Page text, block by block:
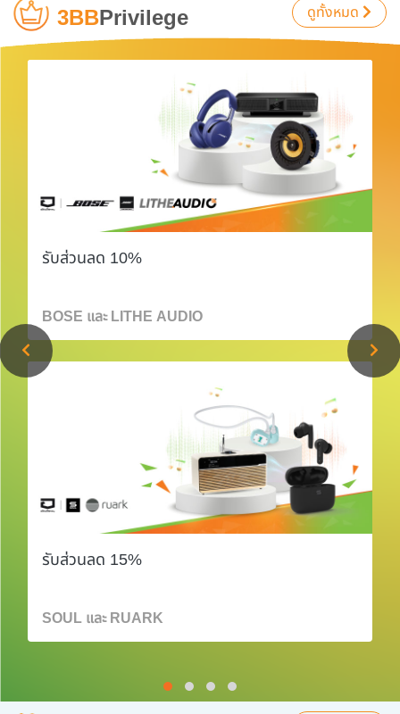
3BBPrivilege ดูทั้งหมด
รับส่วนลด 10%
BOSE และ LITHE AUDIO
รับส่วนลด 15%
SOUL และ RUARK